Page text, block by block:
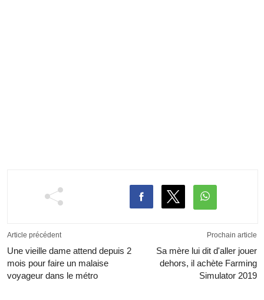
Article précédent
Une vieille dame attend depuis 2
mois pour faire un malaise
voyageur dans le métro
Prochain article
Sa mère lui dit d'aller jouer
dehors, il achète Farming
Simulator 2019